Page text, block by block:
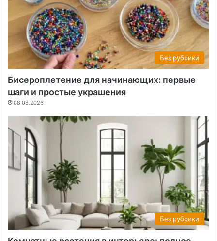
Без рубрики
Бисероплетение для начинающих: первые
шаги и простые украшения
08.08.2026
Без рубрики